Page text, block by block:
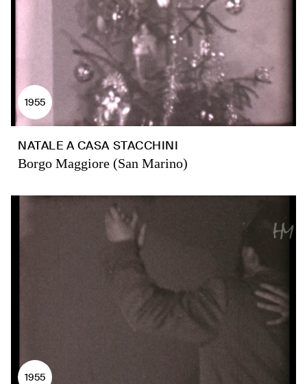
1955
NATALE A CASA STACCHINI
Borgo Maggiore (San Marino)
1955